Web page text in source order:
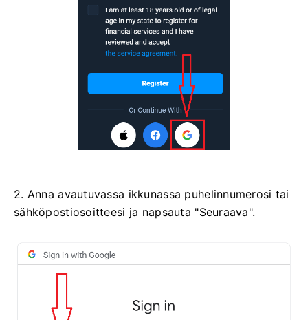
2. Anna avautuvassa ikkunassa puhelinnumerosi tai
sähköpostiosoitteesi ja napsauta "Seuraava".